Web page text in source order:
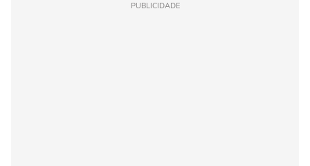
PUBLICIDADE